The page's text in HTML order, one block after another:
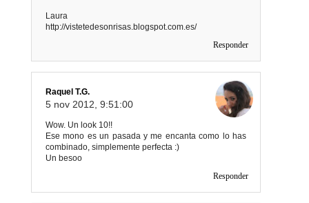
Laura
http://vistetedesonrisas.blogspot.com.es/
Responder
Raquel T.G.
5 nov 2012, 9:51:00
Wow. Un look 10!!
Ese mono es un pasada y me encanta como lo has
combinado, simplemente perfecta :)
Un besoo
Responder